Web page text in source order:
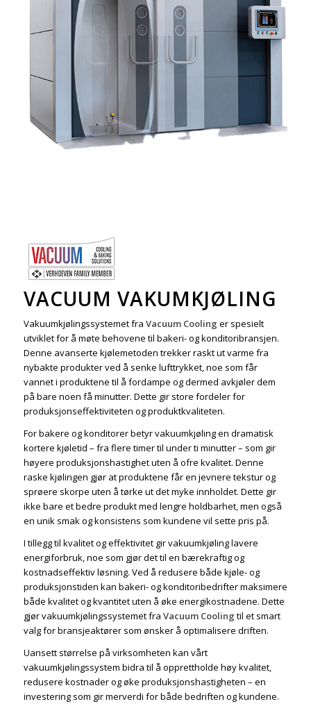
VACUUM VAKUMKJØLING
Vakuumkjølingssystemet fra Vacuum Cooling er spesielt
utviklet for å møte behovene til bakeri- og konditoribransjen.
Denne avanserte kjølemetoden trekker raskt ut varme fra
nybakte produkter ved å senke lufttrykket, noe som får
vannet i produktene til å fordampe og dermed avkjøler dem
på bare noen få minutter. Dette gir store fordeler for
produksjonseffektiviteten og produktkvaliteten.
For bakere og konditorer betyr vakuumkjøling en dramatisk
kortere kjøletid – fra flere timer til under ti minutter – som gir
høyere produksjonshastighet uten å ofre kvalitet. Denne
raske kjølingen gjør at produktene får en jevnere tekstur og
sprøere skorpe uten å tørke ut det myke innholdet. Dette gir
ikke bare et bedre produkt med lengre holdbarhet, men også
en unik smak og konsistens som kundene vil sette pris på.
I tillegg til kvalitet og effektivitet gir vakuumkjøling lavere
energiforbruk, noe som gjør det til en bærekraftig og
kostnadseffektiv løsning. Ved å redusere både kjøle- og
produksjonstiden kan bakeri- og konditoribedrifter maksimere
både kvalitet og kvantitet uten å øke energikostnadene. Dette
gjør vakuumkjølingssystemet fra Vacuum Cooling til et smart
valg for bransjeaktører som ønsker å optimalisere driften.
Uansett størrelse på virksomheten kan vårt
vakuumkjølingssystem bidra til å opprettholde høy kvalitet,
redusere kostnader og øke produksjonshastigheten – en
investering som gir merverdi for både bedriften og kundene.